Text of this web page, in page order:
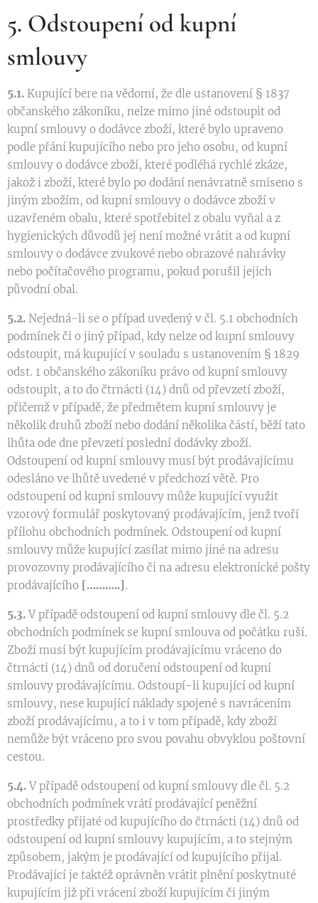
5. Odstoupení od kupní
smlouvy
5.1. Kupující bere na vědomí, že dle ustanovení § 1837
občanského zákoníku, nelze mimo jiné odstoupit od
kupní smlouvy o dodávce zboží, které bylo upraveno
podle přání kupujícího nebo pro jeho osobu, od kupní
smlouvy o dodávce zboží, které podléhá rychlé zkáze,
jakož i zboží, které bylo po dodání nenávratně smíseno s
jiným zbožím, od kupní smlouvy o dodávce zboží v
uzavřeném obalu, které spotřebitel z obalu vyňal a z
hygienických důvodů jej není možné vrátit a od kupní
smlouvy o dodávce zvukové nebo obrazové nahrávky
nebo počítačového programu, pokud porušil jejich
původní obal.
5.2. Nejedná-li se o případ uvedený v čl. 5.1 obchodních
podmínek či o jiný případ, kdy nelze od kupní smlouvy
odstoupit, má kupující v souladu s ustanovením § 1829
odst. 1 občanského zákoníku právo od kupní smlouvy
odstoupit, a to do čtrnácti (14) dnů od převzetí zboží,
přičemž v případě, že předmětem kupní smlouvy je
několik druhů zboží nebo dodání několika částí, běží tato
lhůta ode dne převzetí poslední dodávky zboží.
Odstoupení od kupní smlouvy musí být prodávajícímu
odesláno ve lhůtě uvedené v předchozí větě. Pro
odstoupení od kupní smlouvy může kupující využit
vzorový formulář poskytovaný prodávajícím, jenž tvoří
přílohu obchodních podmínek. Odstoupení od kupní
smlouvy může kupující zasílat mimo jiné na adresu
provozovny prodávajícího či na adresu elektronické pošty
prodávajícího [………..].
5.3.V případě odstoupení od kupní smlouvy dle čl. 5.2
obchodních podmínek se kupní smlouva od počátku ruší.
Zboží musí být kupujícím prodávajícímu vráceno do
čtrnácti (14) dnů od doručení odstoupení od kupní
smlouvy prodávajícímu. Odstoupí-li kupující od kupní
smlouvy, nese kupující náklady spojené s navrácením
zboží prodávajícímu, a to i v tom případě, kdy zboží
nemůže být vráceno pro svou povahu obvyklou poštovní
cestou.
5.4.V případě odstoupení od kupní smlouvy dle čl. 5.2
obchodních podmínek vrátí prodávající peněžní
prostředky přijaté od kupujícího do čtrnácti (14) dnů od
odstoupení od kupní smlouvy kupujícím, a to stejným
způsobem, jakým je prodávající od kupujícího přijal.
Prodávající je taktéž oprávněn vrátit plnění poskytnuté
kupujícím již při vrácení zboží kupujícím či jiným